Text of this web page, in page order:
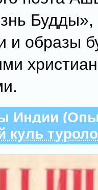
Будды»,
и образы
Индии
куль­